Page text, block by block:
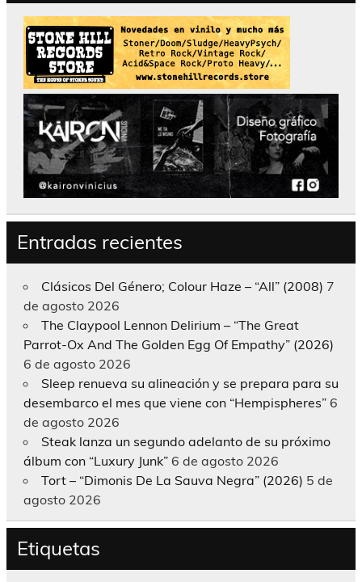
Entradas recientes
Clásicos Del Género; Colour Haze – “All” (2008) 7
de agosto 2026
The Claypool Lennon Delirium – “The Great
Parrot-Ox And The Golden Egg Of Empathy” (2026)
6 de agosto 2026
Sleep renueva su alineación y se prepara para su
desembarco el mes que viene con “Hempispheres” 6
de agosto 2026
Steak lanza un segundo adelanto de su próximo
álbum con “Luxury Junk” 6 de agosto 2026
Tort – “Dimonis De La Sauva Negra” (2026) 5 de
agosto 2026
Etiquetas